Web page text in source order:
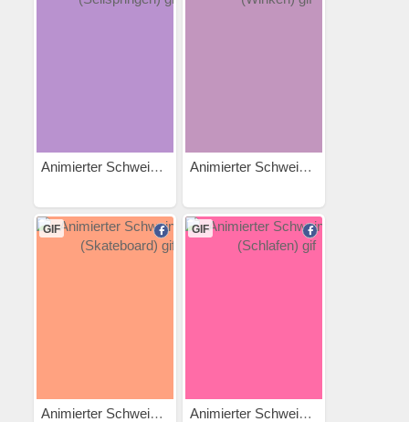
Animierter Schweinehund... Animierter Schweinehund...
GIF
Animierter Schweinehund...
GIF
Animierter Schweinehund...